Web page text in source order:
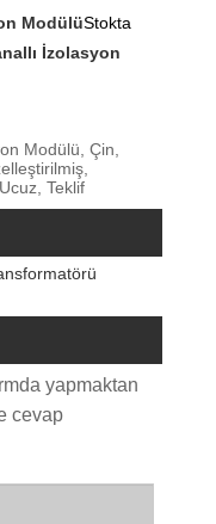
ModülüStokta
İzolasyon
Modülü, Çin,
Teklif
yapmaktan
cevap